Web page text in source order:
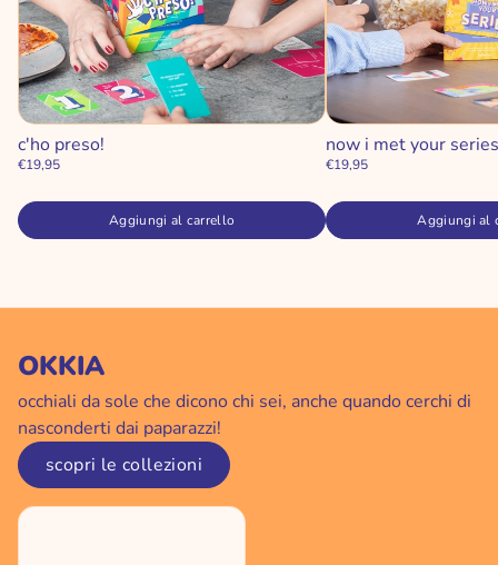
c'ho preso!
€19,95
Aggiungi al carrello
now i met your
€19,95
Aggiungi al
OKKIA
occhiali da sole che dicono chi sei, anche quando cerchi di
nasconderti dai paparazzi!
scopri le collezioni